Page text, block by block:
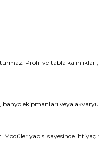
Profil ve tabla kalınlıkları,
ekipmanları veya
yapısı sayesinde